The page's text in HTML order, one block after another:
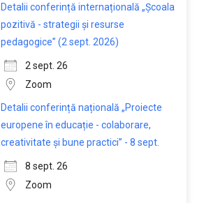
Detalii conferință internațională „Școala
pozitivă - strategii și resurse
pedagogice” (2 sept. 2026)
2 sept. 26
Zoom
Detalii conferință națională „Proiecte
europene în educație - colaborare,
creativitate și bune practici” - 8 sept.
8 sept. 26
Zoom